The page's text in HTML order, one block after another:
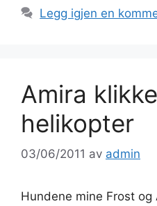
Legg igjen en
Amira
helikopter
03/06/2011 av admin
Hundene mine Frost